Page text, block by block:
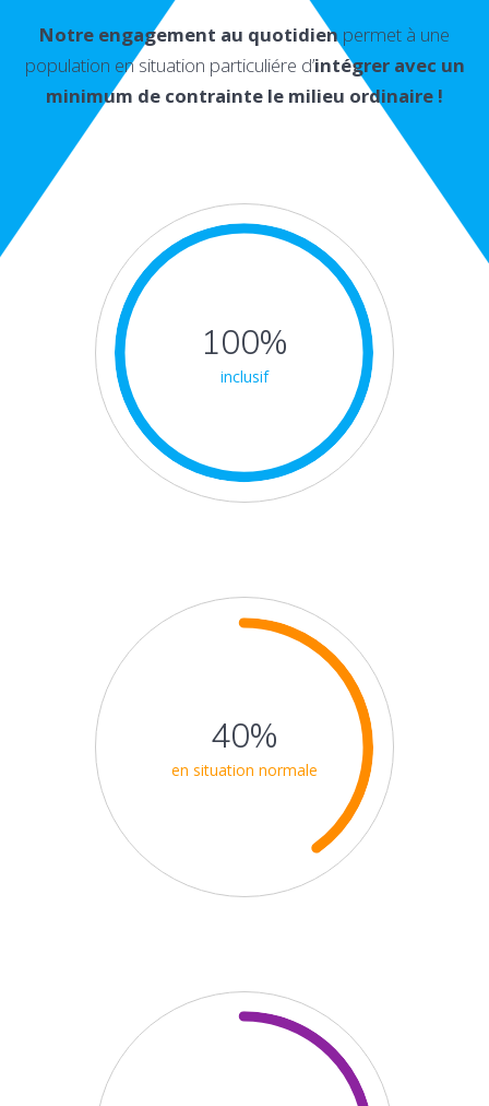
Notre engagement au quotidien permet à une
population en situation particuliére d’intégrer avec un
minimum de contrainte le milieu ordinaire !
100%
inclusif
40%
en situation normale